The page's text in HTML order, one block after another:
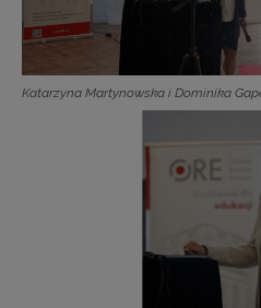
Katarzyna Martynowska i Dominika